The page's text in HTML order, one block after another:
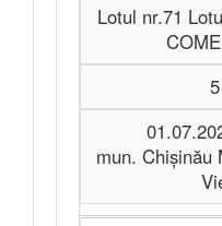
Lotul nr.71
mun. Chișinău